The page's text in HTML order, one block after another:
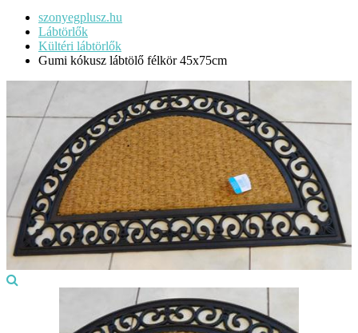
szonyegplusz.hu
Lábtörlők
Kültéri lábtörlők
Gumi kókusz lábtölő félkör 45x75cm